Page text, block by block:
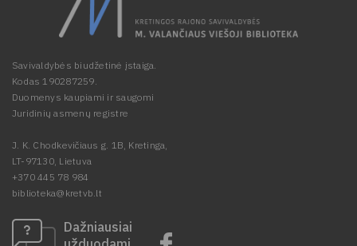
Savivaldybės biudžetinė įstaiga.
Kodas 190287259.
Duomenys kaupiami ir saugomi
Juridinių asmenų registre
J. K. Chodkevičiaus g. 1B, Kretinga,
LT-97130, Lietuva
+370 445 78 984
biblioteka@kretvb.lt
Dažniausiai